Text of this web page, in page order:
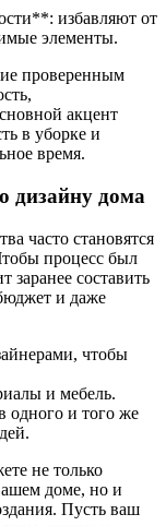
избавляют от
элементы.
проверенным
акцент
в уборке и
время.
дизайну дома
часто становятся
процесс был
заранее составить
и даже
чтобы
и мебель.
одного и того же
не только
доме, но и
Пусть ваш